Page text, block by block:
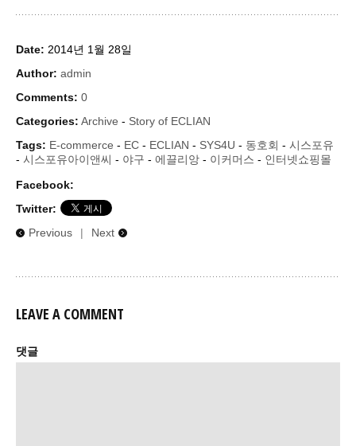
Date: 2014년 1월 28일
Author: admin
Comments: 0
Categories: Archive - Story of ECLIAN
Tags: E-commerce - EC - ECLIAN - SYS4U - 동호회 - 시스포유
- 시스포유아이앤씨 - 야구 - 에끌리앙 - 이커머스 - 인터넷쇼핑몰
Facebook:
Twitter:
Previous
| Next
LEAVE A COMMENT
댓글